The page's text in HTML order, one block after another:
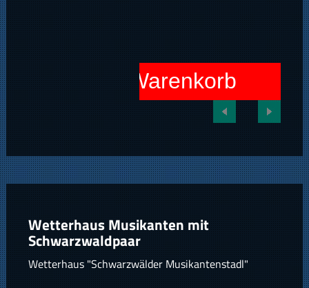
In den Warenkorb
Wetterhaus Musikanten mit
Schwarzwaldpaar
Wetterhaus "Schwarzwälder Musikantenstadl"